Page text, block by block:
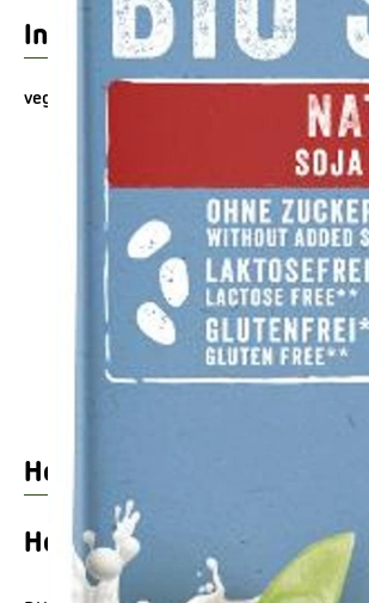
Info
vegan
Produktinformationen
Zutaten
Produktdatenblatt
Herkunft
Hersteller: Natumi